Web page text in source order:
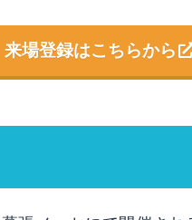
来場登録はこちらから